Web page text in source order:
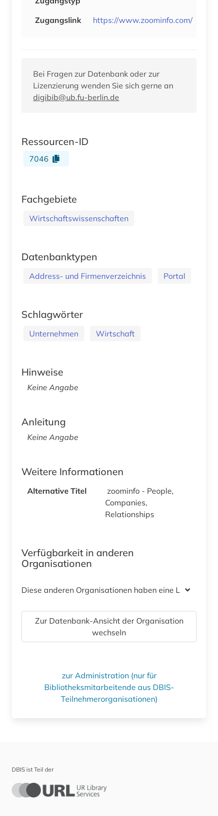
Zugangslink
https://www.zoominfo.com/
Bei Fragen zur Datenbank oder zur
Lizenzierung wenden Sie sich gerne an
digibib@ub.fu-berlin.de
Ressourcen-ID
7046
Fachgebiete
Wirtschaftswissenschaften
Datenbanktypen
Address- und Firmenverzeichnis Portal
Schlagwörter
Unternehmen Wirtschaft
Hinweise
Keine Angabe
Anleitung
Keine Angabe
Weitere Informationen
Alternative Titel
zoominfo - People,
Companies,
Relationships
Verfügbarkeit in anderen
Organisationen
Diese anderen Organisationen haben eine Lizenz
Zur Datenbank-Ansicht der Organisation
wechseln
zur Administration (nur für
Bibliotheksmitarbeitende aus DBIS-
Teilnehmerorganisationen)
DBIS ist Teil der